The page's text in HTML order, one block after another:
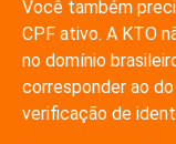
Você também
CPF ativo. A KTO
no domínio
corresponder ao
verificação de